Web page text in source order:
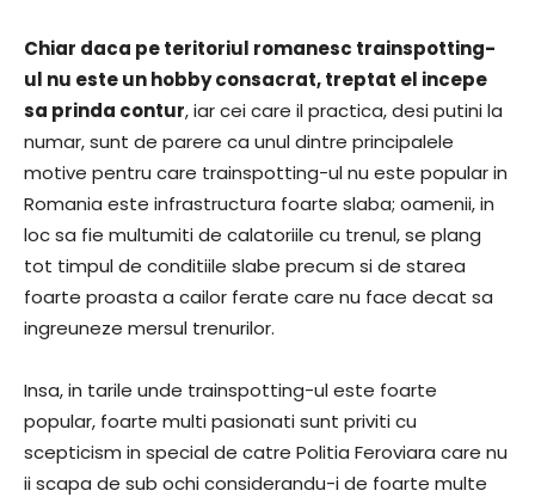
Chiar daca pe teritoriul romanesc trainspotting-
ul nu este un hobby consacrat, treptat el incepe
sa prinda contur, iar cei care il practica, desi putini la
numar, sunt de parere ca unul dintre principalele
motive pentru care trainspotting-ul nu este popular in
Romania este infrastructura foarte slaba; oamenii, in
loc sa fie multumiti de calatoriile cu trenul, se plang
tot timpul de conditiile slabe precum si de starea
foarte proasta a cailor ferate care nu face decat sa
ingreuneze mersul trenurilor.
Insa, in tarile unde trainspotting-ul este foarte
popular, foarte multi pasionati sunt priviti cu
scepticism in special de catre Politia Feroviara care nu
ii scapa de sub ochi considerandu-i de foarte multe